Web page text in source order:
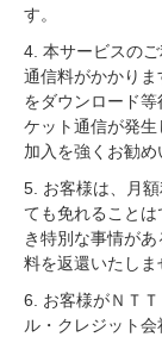
す。
4. 本サービスの
通信料がかかり
をダウンロード
ケット通信が発
加入を強くお勧め
5. お客様は、月
ても免れること
き特別な事情が
料を返還いたしま
6. お客様がＮＴ
ル・クレジット